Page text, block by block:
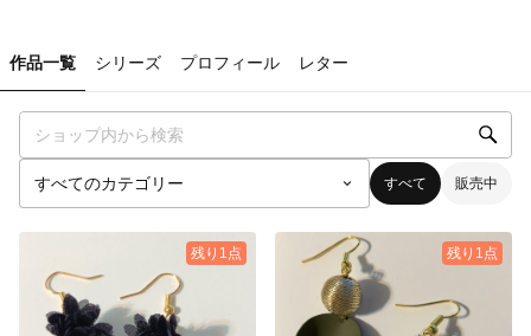
作品一覧 シリーズ プロフィール レター
すべて 販売中
残り1点 残り1点